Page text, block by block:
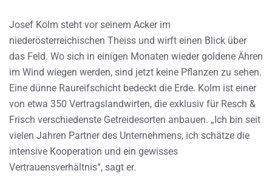
Josef Kolm steht vor seinem Acker im
niederösterreichischen Theiss und wirft einen Blick über
das Feld. Wo sich in einigen Monaten wieder goldene Ähren
im Wind wiegen werden, sind jetzt keine Pflanzen zu sehen.
Eine dünne Raureifschicht bedeckt die Erde. Kolm ist einer
von etwa 350 Vertragslandwirten, die exklusiv für Resch &
Frisch verschiedenste Getreidesorten anbauen. „Ich bin seit
vielen Jahren Partner des Unternehmens, ich schätze die
intensive Kooperation und ein gewisses
Vertrauensverhältnis“, sagt er.